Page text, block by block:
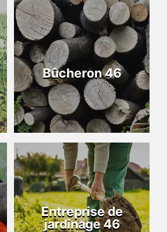
Bûcheron 46
Entreprise de
jardinage 46